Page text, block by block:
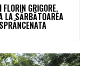
GRIGORE,
LA SĂRBĂTOAREA